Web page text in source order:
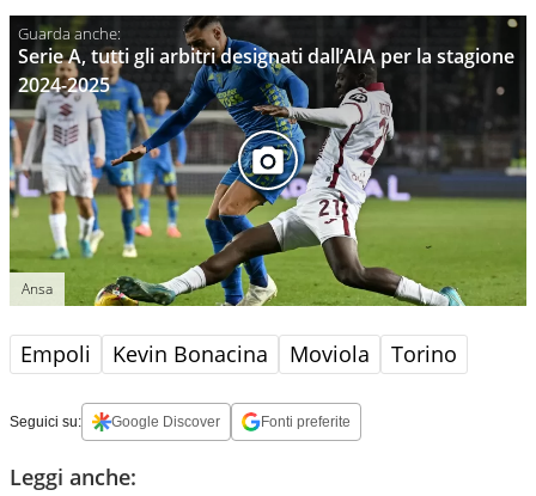
Serie A, tutti gli arbitri designati dall’AIA per la stagione
2024-2025
Ansa
Empoli Kevin Bonacina Moviola Torino
Seguici su: Google Discover Fonti preferite
Leggi anche: